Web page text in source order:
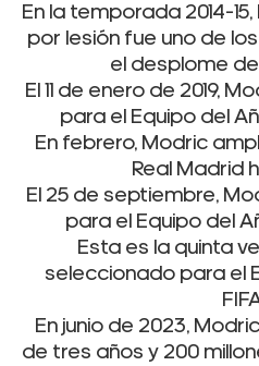
En la temporada 2014-
por lesión fue uno de
el desplome
El 11 de enero de 2019,
para el Equipo del
En febrero, Modric
Real Madrid
El 25 de septiembre,
para el Equipo del
Esta es la quinta
seleccionado para el
En junio de 2023,
de tres años y 200